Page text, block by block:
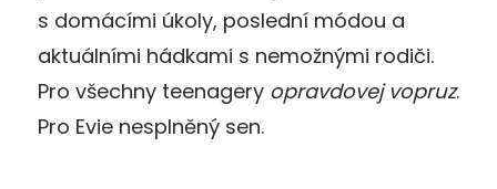
s domácími úkoly, poslední módou a
aktuálními hádkami s nemožnými rodiči.
Pro všechny teenagery opravdovej vopruz.
Pro Evie nesplněný sen.